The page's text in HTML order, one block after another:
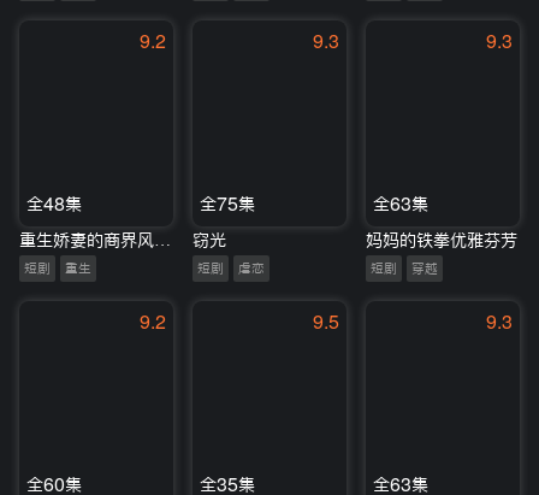
9.2
全48集
短剧 重生
9.3
全75集
窃光
短剧 虐恋
9.3
全63集
妈妈的铁拳优雅芬芳
短剧 穿越
9.2
全60集
9.5
全35集
9.3
全63集